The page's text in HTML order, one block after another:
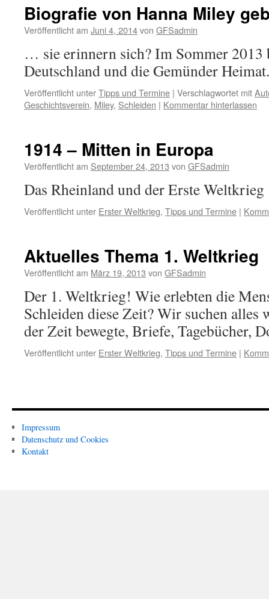
Biografie von Hanna Miley
Veröffentlicht am Juni 4, 2014von GFSadmin
… sie erinnern sich? Im Sommer 2013
Deutschland und die Gemünder Heimat.
Veröffentlicht unterTipps und Termine | Verschlagwortet mit
Geschichtsverein, Miley, Schleiden | Kommentar hinterlassen
1914 – Mitten in Europa
Veröffentlicht am September 24, 2013 von GFSadmin
Das Rheinland und der Erste Weltkrieg
Veröffentlicht unter Erster Weltkrieg, Tipps und Termine |
Aktuelles Thema 1. Weltkrieg
Veröffentlicht am März 19, 2013 von GFSadmin
Der 1. Weltkrieg! Wie erlebten die
Schleiden diese Zeit? Wir suchen alles
der Zeit bewegte, Briefe, Tagebücher,
Veröffentlicht unter Erster Weltkrieg, Tipps und Termine |
Impressum
Datenschutz und Cookies
Kontakt